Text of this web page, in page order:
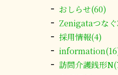
おしらせ(60)
Zenigataつな
採用情報(4)
訪問介護銭形